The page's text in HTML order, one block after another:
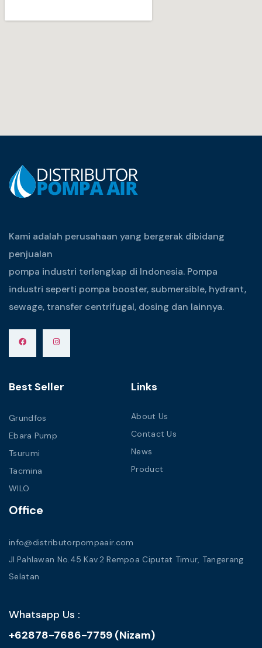
Kami adalah perusahaan yang bergerak dibidang
penjualan
pompa industri terlengkap di Indonesia. Pompa
industri seperti pompa booster, submersible, hydrant,
sewage, transfer centrifugal, dosing dan lainnya.
Best Seller
Grundfos
Ebara Pump
Tsurumi
Tacmina
WILO
Links
About Us
Contact Us
News
Product
Office
info@distributorpompaair.com
Jl.Pahlawan No.45 Kav.2 Rempoa Ciputat Timur, Tangerang
Selatan
Whatsapp Us :
+62878-7686-7759 (Nizam)